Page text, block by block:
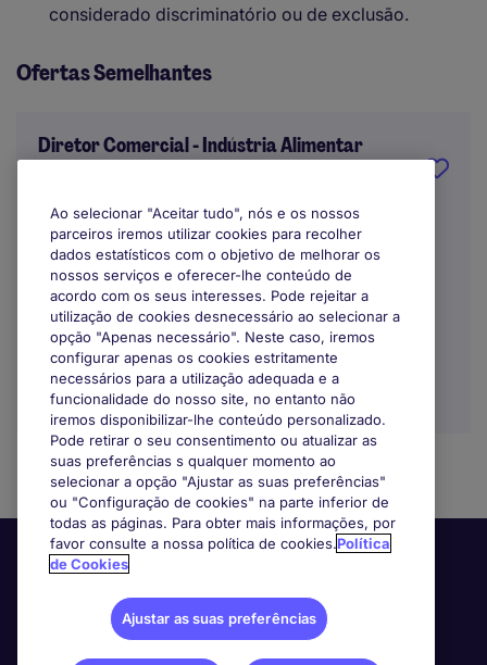
considerado discriminatório ou de exclusão.
Ofertas Semelhantes
Diretor Comercial - Indústria Alimentar
Lisboa
Indefinido
Ao selecionar "Aceitar tudo", nós e os nossos
parceiros iremos utilizar cookies para recolher
dados estatísticos com o objetivo de melhorar os
nossos serviços e oferecer-lhe conteúdo de
acordo com os seus interesses. Pode rejeitar a
utilização de cookies desnecessário ao selecionar a
opção "Apenas necessário". Neste caso, iremos
configurar apenas os cookies estritamente
necessários para a utilização adequada e a
funcionalidade do nosso site, no entanto não
iremos disponibilizar-lhe conteúdo personalizado.
Pode retirar o seu consentimento ou atualizar as
suas preferências s qualquer momento ao
selecionar a opção "Ajustar as suas preferências"
ou "Configuração de cookies" na parte inferior de
todas as páginas. Para obter mais informações, por
favor consulte a nossa política de cookies.Política
de Cookies
Ajustar as suas preferências